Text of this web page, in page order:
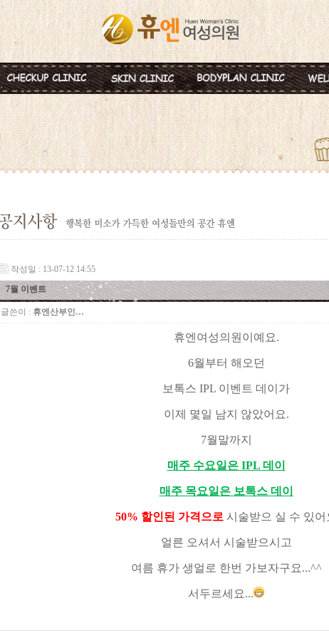
혈액종합검진
미혼여성검진
초기임신검진
레스틸렌
비만약물요법
지방분해주사
카복시테라피
태
작성일 : 13-07-12 14:55
7월 이벤트
글쓴이 : 휴엔산부인…
휴엔여성의원이예요.
6월부터 해오던
보톡스 IPL 이벤트 데이가
이제 몇일 남지 않았어요.
7월말까지
매주 수요일은 IPL 데이
매주 목요일은 보톡스 데이
50% 할인된 가격으로 시술받으 실 수 있어
얼른 오셔서 시술받으시고
여름 휴가 생얼로 한번 가보자구요...^^
서두르세요...